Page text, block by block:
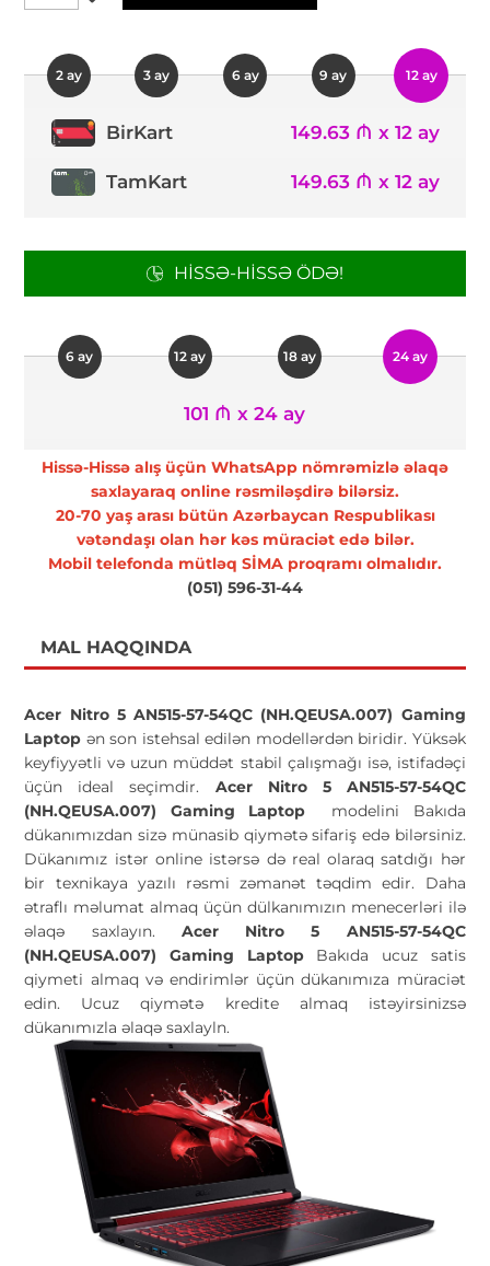
2 ay 3 ay 6 ay 9 ay 12 ay
BirKart 149.63 ₼ x 12 ay
TamKart 149.63 ₼ x 12 ay
HISSƏ-HISSƏ ÖDƏ!
6 ay 12 ay 18 ay 24 ay
101 ₼ x 24 ay
Hissə-Hissə alış üçün WhatsApp nömrəmizlə əlaqə
saxlayaraq online rəsmiləşdirə bilərsiz.
20-70 yaş arası bütün Azərbaycan Respublikası
vətəndaşı olan hər kəs müraciət edə bilər.
Mobil telefonda mütləq SİMA proqramı olmalıdır.
(051) 596-31-44
MAL HAQQINDA
Acer Nitro 5 AN515-57-54QC (NH.QEUSA.007) Gaming
Laptop ən son istehsal edilən modellərdən biridir. Yüksək
keyfiyyətli və uzun müddət stabil çalışmağı isə, istifadəçi
üçün ideal seçimdir. Acer Nitro 5 AN515-57-54QC
(NH.QEUSA.007) Gaming Laptop
modelini Bakıda
dükanımızdan sizə münasib qiymətə sifariş edə bilərsiniz.
Dükanımız istər online istərsə də real olaraq satdığı hər
bir texnikaya yazılı rəsmi zəmanət təqdim edir. Daha
ətraflı məlumat almaq üçün dülkanımızın menecerləri ilə
əlaqə saxlayın. Acer Nitro 5 AN515-57-54QC
(NH.QEUSA.007) Gaming Laptop Bakıda ucuz satis
qiymeti almaq və endirimlər üçün dükanımıza müraciət
edin. Ucuz qiymətə kredite almaq istəyirsinizsə
dükanımızla əlaqə saxlayln.